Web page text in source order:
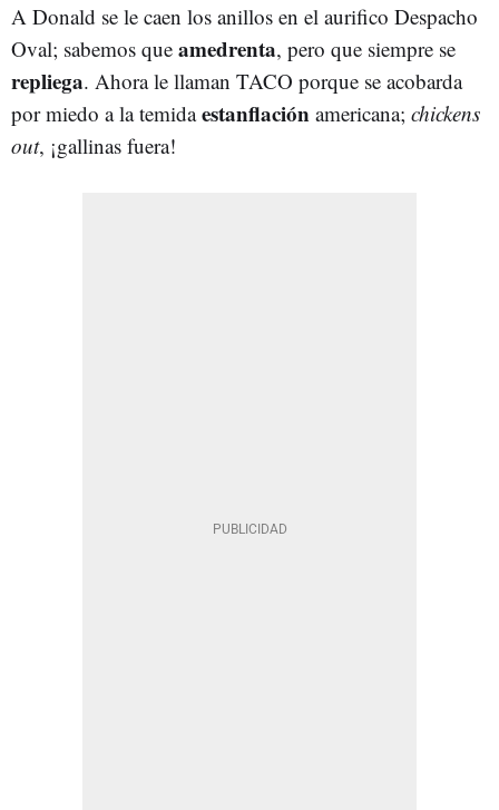
A Donald se le caen los anillos en el aurifico Despacho
Oval; sabemos que amedrenta, pero que siempre se
repliega. Ahora le llaman TACO porque se acobarda
por miedo a la temidaestanflación americana; chickens
out, ¡gallinas fuera!